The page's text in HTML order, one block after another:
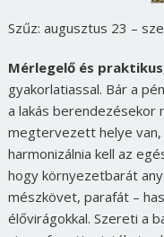
Szűz: augusztus 23 –
Mérlegelő és
gyakorlatiassal. Bár a
a lakás berendezésekor
megtervezett helye
harmonizálnia kell az
hogy környezetbarát
mészkövet, parafát –
élővirágokkal. Szereti a